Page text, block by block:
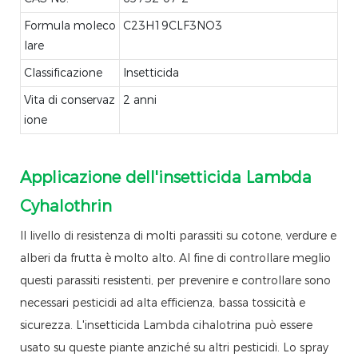
Formula moleco
lare
C23H19CLF3NO3
Classificazione
Insetticida
Vita di conservaz
ione
2 anni
Applicazione dell'insetticida Lambda
Cyhalothrin
Il livello di resistenza di molti parassiti su cotone, verdure e
alberi da frutta è molto alto. Al fine di controllare meglio
questi parassiti resistenti, per prevenire e controllare sono
necessari pesticidi ad alta efficienza, bassa tossicità e
sicurezza. L'insetticida Lambda cihalotrina può essere
usato su queste piante anziché su altri pesticidi. Lo spray